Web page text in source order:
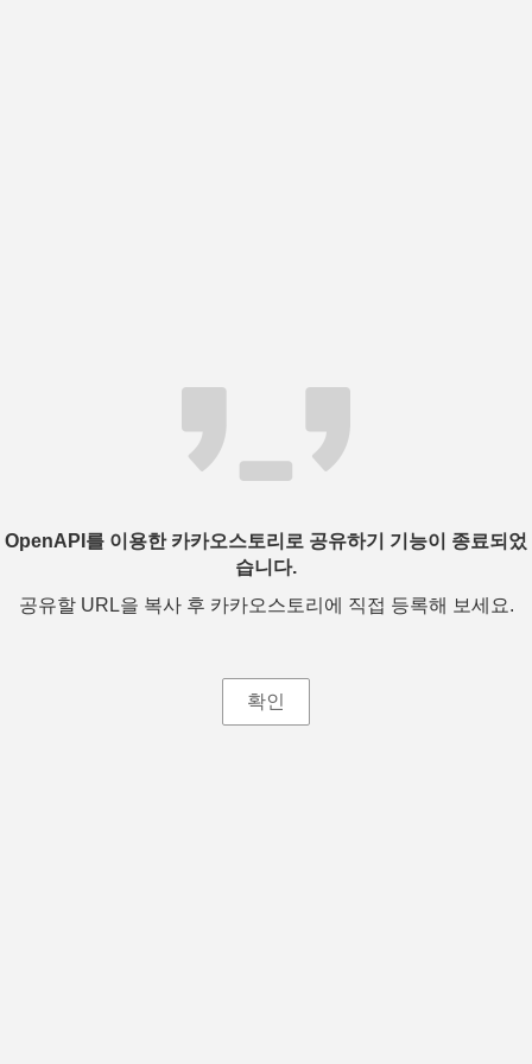
OpenAPI를 이용한 카카오스토리로 공유하기 기능이 종료되었
습니다.
공유할 URL을 복사 후 카카오스토리에 직접 등록해 보세요.
확인